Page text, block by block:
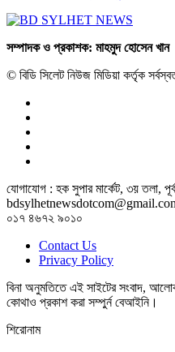
সম্পাদক ও প্রকাশক: মাহমুদ হোসেন খান
© বিডি সিলেট নিউজ মিডিয়া কর্তৃক
যোগাযোগ : হক সুপার মার্কেট, ৩য় তলা,
০১৭ ৪৬৭২ ৯০১০
Contact Us
Privacy Policy
বিনা অনুমতিতে এই সাইটের সংবাদ,
কোথাও প্রকাশ করা সম্পুর্ন বেআইনি।
শিরোনাম